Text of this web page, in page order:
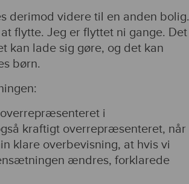
derimod videre til en anden bolig.
flytte. Jeg er flyttet ni gange. Det
kan lade sig gøre, og det kan
børn.
i
kraftigt overrepræsenteret, når
klare overbevisning, at hvis vi
ændres, forklarede